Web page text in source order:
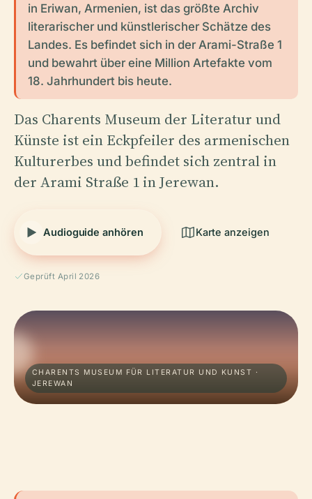
in Eriwan, Armenien, ist das größte Archiv
literarischer und künstlerischer Schätze des
Landes. Es befindet sich in der Arami-Straße 1
und bewahrt über eine Million Artefakte vom
18. Jahrhundert bis heute.
Das Charents Museum der Literatur und
Künste ist ein Eckpfeiler des armenischen
Kulturerbes und befindet sich zentral in
der Arami Straße 1 in Jerewan.
Audioguide anhören Karte anzeigen
Geprüft April 2026
CHARENTS MUSEUM FÜR LITERATUR UND KUNST ·
JEREWAN